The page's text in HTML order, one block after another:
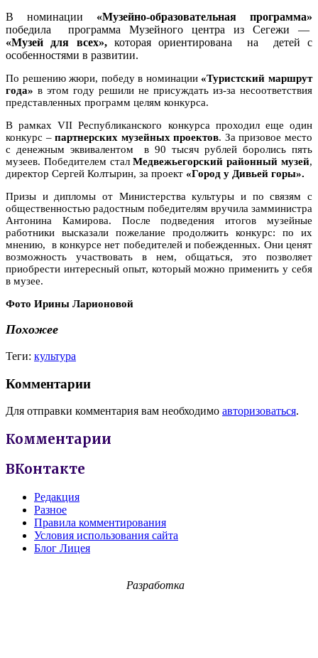
В номинации «Музейно-образовательная программа»
победила
программа Музейного центра из Сегежи —
«Музей для всех»,которая ориентирована на
детей с
особенностями в развитии.
По решению жюри, победу в номинации«Туристский маршрут
года» в этом году решили не присуждать из-за несоответствия
представленных программ целям конкурса.
В рамках VII Республиканского конкурса проходил еще один
конкурс –партнерских музейных проектов. За призовое место
с денежным эквивалентом в 90 тысяч рублей боролись пять
музеев. Победителем сталМедвежьегорский районный музей,
директор Сергей Колтырин, за проект «Город у Дивьей горы».
Призы и дипломы от Министерства культуры и по связям с
общественностью радостным победителям вручила замминистра
Антонина Камирова. После подведения итогов музейные
работники высказали пожелание продолжить конкурс: по их
мнению, в конкурсе нет победителей и побежденных. Они ценят
возможность участвовать в нем, общаться, это позволяет
приобрести интересный опыт, который можно применить у себя
в музее.
Фото Ирины Ларионовой
Похожее
Теги: культура
Комментарии
Для отправки комментария вам необходимо авторизоваться.
Комментарии
ВКонтакте
Редакция
Разное
Правила комментирования
Условия использования сайта
Блог Лицея
Разработка